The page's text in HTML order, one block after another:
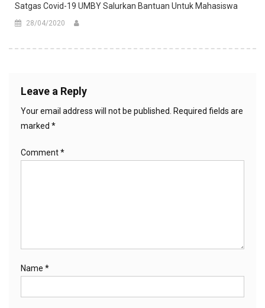
Satgas Covid-19 UMBY Salurkan Bantuan Untuk Mahasiswa
28/04/2020
Leave a Reply
Your email address will not be published.
Required fields are
marked *
Comment*
Name *